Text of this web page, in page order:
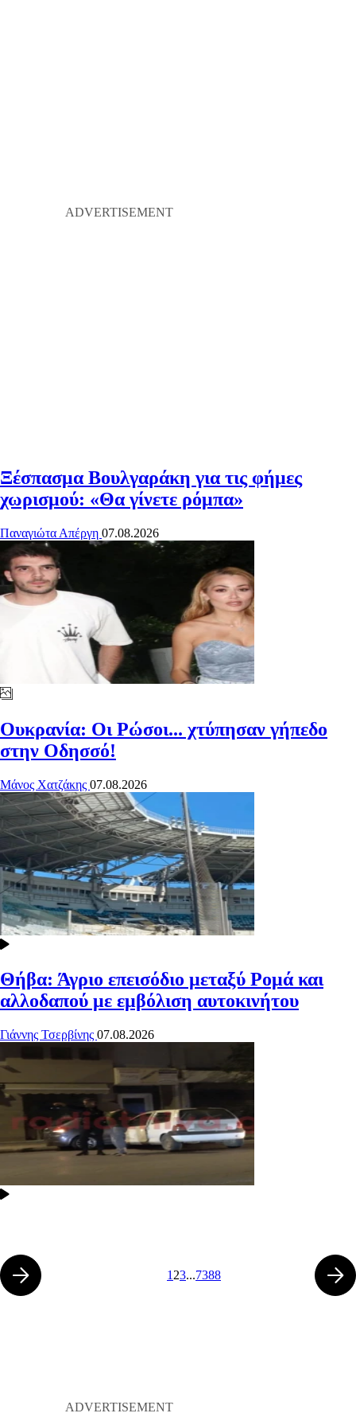
Ξέσπασμα Βουλγαράκη για τις φήμες
χωρισμού: «Θα γίνετε ρόμπα»
Παναγιώτα Απέργη 07.08.2026
Ουκρανία: Οι Ρώσοι... χτύπησαν γήπεδο
στην Οδησσό!
Μάνος Χατζάκης 07.08.2026
Θήβα: Άγριο επεισόδιο μεταξύ Ρομά και
αλλοδαπού με εμβόλιση αυτοκινήτου
Γιάννης Τσερβίνης 07.08.2026
1 23...7388